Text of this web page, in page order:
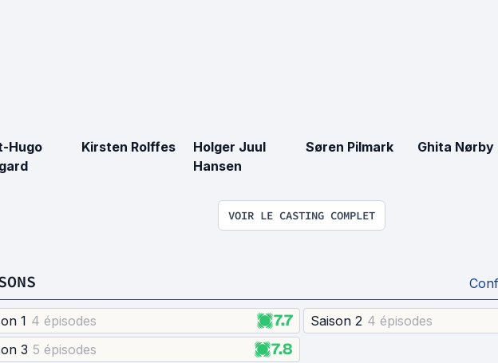
Hugo
Kirsten Rolffes
Holger Juul
Hansen
Søren Pilmark Ghita Nørby
VOIR LE CASTING COMPLET
1 4 épisodes 7.7 Saison 2 4 épisodes
3 5 épisodes 7.8